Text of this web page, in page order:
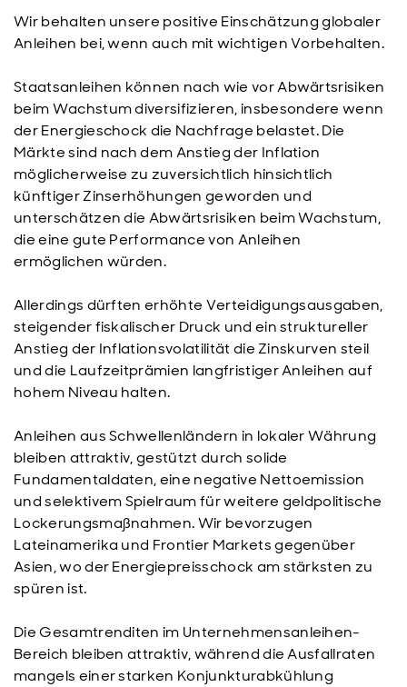
Wir behalten unsere positive Einschätzung globaler
Anleihen bei, wenn auch mit wichtigen Vorbehalten.
Staatsanleihen können nach wie vor Abwärtsrisiken
beim Wachstum diversifizieren, insbesondere wenn
der Energieschock die Nachfrage belastet. Die
Märkte sind nach dem Anstieg der Inflation
möglicherweise zu zuversichtlich hinsichtlich
künftiger Zinserhöhungen geworden und
unterschätzen die Abwärtsrisiken beim Wachstum,
die eine gute Performance von Anleihen
ermöglichen würden.
Allerdings dürften erhöhte Verteidigungsausgaben,
steigender fiskalischer Druck und ein struktureller
Anstieg der Inflationsvolatilität die Zinskurven steil
und die Laufzeitprämien langfristiger Anleihen auf
hohem Niveau halten.
Anleihen aus Schwellenländern in lokaler Währung
bleiben attraktiv, gestützt durch solide
Fundamentaldaten, eine negative Nettoemission
und selektivem Spielraum für weitere geldpolitische
Lockerungsmaßnahmen. Wir bevorzugen
Lateinamerika und Frontier Markets gegenüber
Asien, wo der Energiepreisschock am stärksten zu
spüren ist.
Die Gesamtrenditen im Unternehmensanleihen-
Bereich bleiben attraktiv, während die Ausfallraten
mangels einer starken Konjunkturabkühlung